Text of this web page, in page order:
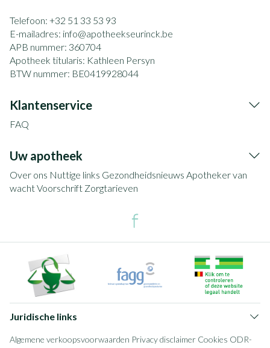
Telefoon: +32 51 33 53 93
E-mailadres: info@apotheekseurinck.be
APB nummer: 360704
Apotheek titularis: Kathleen Persyn
BTW nummer: BE0419928044
Klantenservice
FAQ
Uw apotheek
Over ons Nuttige links Gezondheidsnieuws Apotheker van
wachtVoorschrift Zorgtarieven
Juridische links
Algemene verkoopsvoorwaarden Privacy disclaimer Cookies ODR-